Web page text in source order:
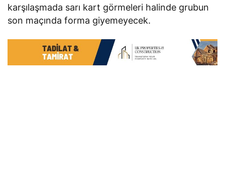
karşılaşmada sarı kart görmeleri halinde grubun
son maçında forma giyemeyecek.